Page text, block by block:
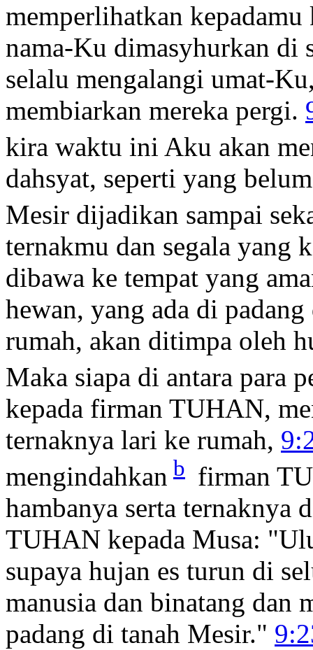
memperlihatkan
nama-Ku dimasyhurkan di
selalu mengalangi umat-
membiarkan mereka pergi.
kira waktu ini Aku akan
dahsyat, seperti yang
Mesir dijadikan sampai
ternakmu dan segala yang
dibawa ke tempat yang
hewan, yang ada di
rumah, akan ditimpa oleh
Maka siapa di antara para
kepada firman TUHAN,
ternaknya lari ke rumah,
mengindahkan b firman
hambanya serta ternaknya
TUHAN kepada Musa:
supaya hujan es turun di
manusia dan binatang dan
padang di tanah Mesir."